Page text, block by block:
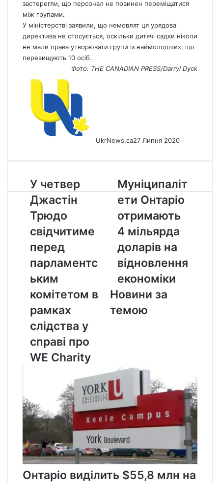
застерегли, що персонал не повинен переміщатися
між групами.
У міністерстві заявили, що немовлят ця урядова
директива не стосується, оскільки дитячі садки ніколи
не мали права утворювати групи із наймолодших, що
перевищують 10 осіб.
Фото: THE CANADIAN PRESS/Darryl Dyck
UkrNews.ca27 Липня 2020
У
четвер
Джастін
Трюдо
свідчитиме
перед
парламентським
комітетом
в
слідства
у
про
WE
У четвер
Джастін
Трюдо
свідчитиме
перед
парламентс
ьким
комітетом в
рамках
слідства у
справі про
WE Charity
Муніципалітети
Онтаріо
отримають
4
мільярда
доларів
на
відновлення
економіки
Муніципаліт
ети Онтаріо
отримають
4 мільярда
доларів на
відновлення
економіки
Новини за
темою
Онтаріо виділить $55,8 млн на